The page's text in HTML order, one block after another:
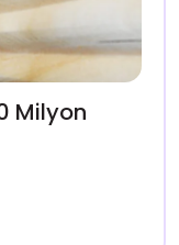
Milyon